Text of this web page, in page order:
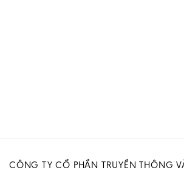
CÔNG TY CỔ PHẦN TRUYỀN THÔNG